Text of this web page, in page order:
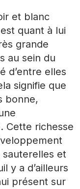
et blanc
quant à lui
grande
au sein du
d’entre elles
signifie que
bonne,
Cette richesse
sauterelles et
y a d’ailleurs
présent sur